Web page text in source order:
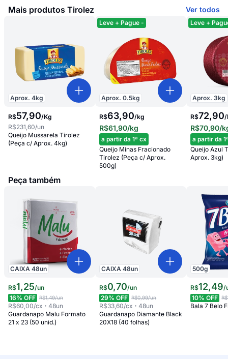
Mais produtos Tirolez Ver todos
Aprox. 4kg
R$57,90/Kg
R$231,60/un
Queijo Mussarela Tirolez
(Peça c/ Aprox. 4kg)
Aprox.0.5kg
Leve + Pague -
R$63,90/kg
R$61,90/kg
a partir da 1ª cx
Queijo Minas Fracionado
Tirolez (Peça c/ Aprox.
500g)
Aprox.3kg
Leve +
R$72,90/
R$70,90/
a partir da
Queijo Azul
Aprox. 3kg)
Peça também
CAIXA 48un
R$1,25/un
16% OFF R$1,49/un
R$60,00/cx 48un
Guardanapo Malu Formato
21 x 23 (50 unid.)
CAIXA48un
R$0,70/un
29% OFF R$0,99/un
R$33,60/cx 48un
Guardanapo Diamante Black
20X18 (40 folhas)
500g
R$12,49/
10% OFF
Bala 7 Belo